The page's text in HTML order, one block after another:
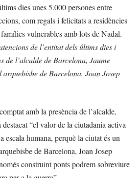
dies unes 5.000 persones entre
com regals i felicitats a residències
vulnerables amb lots de Nadal.
de l’entitat dels últims dies i
de l’alcalde de Barcelona, Jaume
de Barcelona, Joan Josep
amb la presència de l’alcalde,
“el valor de la ciutadania activa
escala humana, perquè la ciutat és un
de Barcelona, Joan Josep
construint ponts podrem sobreviure